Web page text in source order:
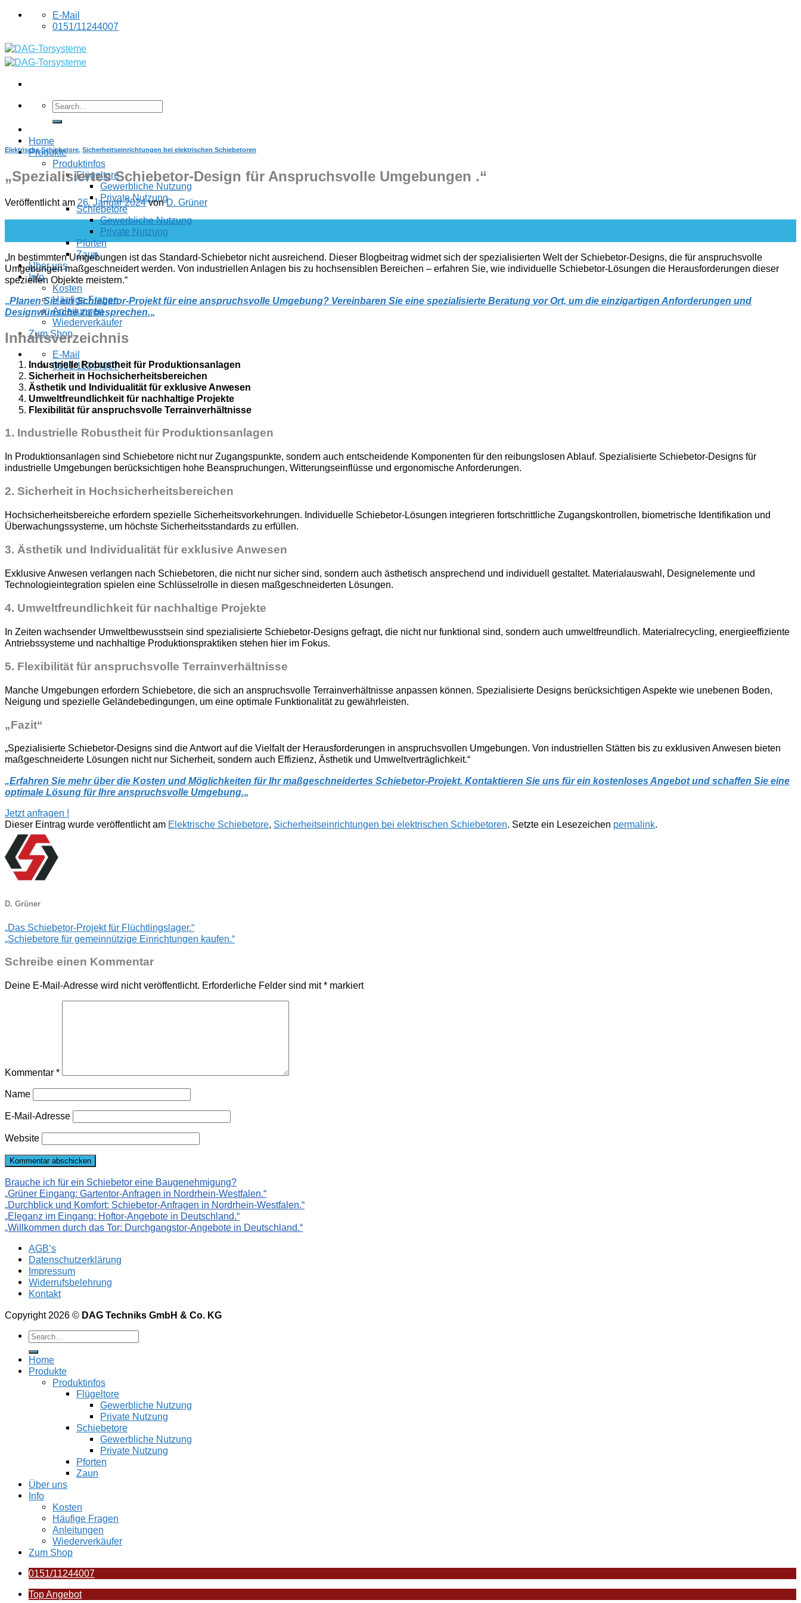
Skip
E-Mail
0151/11244007
Home
Produkte
Produktinfos
Flügeltore
Gewerbliche Nutzung
Private Nutzung
Schiebetore
Gewerbliche Nutzung
Private Nutzung
Pforten
Zaun
Über uns
Info
Kosten
Häufige Fragen
Anleitungen
Wiederverkäufer
Zum Shop
E-Mail
0151/11244007
Elektrische Schiebetore, Sicherheitseinrichtungen bei elektrischen Schiebetoren
„Spezialisiertes Schiebetor-Design für Anspruchsvolle Umgebungen .“
Veröffentlicht am 26. Januar 2024vonD. Grüner
„In bestimmten Umgebungen ist das Standard-Schiebetor nicht ausreichend. Dieser Blogbeitrag widmet sich der spezialisierten Welt der Schiebetor-Designs, die für anspruchsvolle
Umgebungen maßgeschneidert werden. Von industriellen Anlagen bis zu hochsensiblen Bereichen – erfahren Sie, wie individuelle Schiebetor-Lösungen die Herausforderungen dieser
speziellen Objekte meistern.“
„Planen Sie ein Schiebetor-Projekt für eine anspruchsvolle Umgebung? Vereinbaren Sie eine spezialisierte Beratung vor Ort, um die einzigartigen Anforderungen und
Designwünsche zu besprechen.„
Inhaltsverzeichnis
Industrielle Robustheit für Produktionsanlagen
Sicherheit in Hochsicherheitsbereichen
Ästhetik und Individualität für exklusive Anwesen
Umweltfreundlichkeit für nachhaltige Projekte
Flexibilität für anspruchsvolle Terrainverhältnisse
1. Industrielle Robustheit für Produktionsanlagen
In Produktionsanlagen sind Schiebetore nicht nur Zugangspunkte, sondern auch entscheidende Komponenten für den reibungslosen Ablauf. Spezialisierte Schiebetor-Designs für
industrielle Umgebungen berücksichtigen hohe Beanspruchungen, Witterungseinflüsse und ergonomische Anforderungen.
2. Sicherheit in Hochsicherheitsbereichen
Hochsicherheitsbereiche erfordern spezielle Sicherheitsvorkehrungen. Individuelle Schiebetor-Lösungen integrieren fortschrittliche Zugangskontrollen, biometrische Identifikation und
Überwachungssysteme, um höchste Sicherheitsstandards zu erfüllen.
3. Ästhetik und Individualität für exklusive Anwesen
Exklusive Anwesen verlangen nach Schiebetoren, die nicht nur sicher sind, sondern auch ästhetisch ansprechend und individuell gestaltet. Materialauswahl, Designelemente und
Technologieintegration spielen eine Schlüsselrolle in diesen maßgeschneiderten Lösungen.
4. Umweltfreundlichkeit für nachhaltige Projekte
In Zeiten wachsender Umweltbewusstsein sind spezialisierte Schiebetor-Designs gefragt, die nicht nur funktional sind, sondern auch umweltfreundlich. Materialrecycling, energieeffiziente
Antriebssysteme und nachhaltige Produktionspraktiken stehen hier im Fokus.
5. Flexibilität für anspruchsvolle Terrainverhältnisse
Manche Umgebungen erfordern Schiebetore, die sich an anspruchsvolle Terrainverhältnisse anpassen können. Spezialisierte Designs berücksichtigen Aspekte wie unebenen Boden,
Neigung und spezielle Geländebedingungen, um eine optimale Funktionalität zu gewährleisten.
„Fazit“
„Spezialisierte Schiebetor-Designs sind die Antwort auf die Vielfalt der Herausforderungen in anspruchsvollen Umgebungen. Von industriellen Stätten bis zu exklusiven Anwesen bieten
maßgeschneiderte Lösungen nicht nur Sicherheit, sondern auch Effizienz, Ästhetik und Umweltverträglichkeit.“
Erfahren Sie mehr über die Kosten und Möglichkeiten für Ihr maßgeschneidertes Schiebetor-Projekt. Kontaktieren Sie uns für ein kostenloses Angebot und schaffen Sie eine
optimale Lösung für Ihre anspruchsvolle Umgebung.
Jetzt anfragen !
Dieser Eintrag wurde veröffentlicht am Elektrische Schiebetore, Sicherheitseinrichtungen bei elektrischen Schiebetoren. Setzte ein Lesezeichen permalink.
D. Grüner
„Das Schiebetor-Projekt für Flüchtlingslager.“
„Schiebetore für gemeinnützige Einrichtungen kaufen.“
Schreibe einen Kommentar
Deine E-Mail-Adresse wird nicht veröffentlicht. Erforderliche Felder sind mit* markiert
Kommentar *
Name
E-Mail-Adresse
Website
Brauche ich für ein Schiebetor eine Baugenehmigung?
„Grüner Eingang: Gartentor-Anfragen in Nordrhein-Westfalen.“
„Durchblick und Komfort: Schiebetor-Anfragen in Nordrhein-Westfalen.“
„Eleganz im Eingang: Hoftor-Angebote in Deutschland.“
„Willkommen durch das Tor: Durchgangstor-Angebote in Deutschland.“
AGB’s
Datenschutzerklärung
Impressum
Widerrufsbelehrung
Kontakt
Copyright 2026 © DAG Techniks GmbH & Co. KG
Home
Produkte
Produktinfos
Flügeltore
Gewerbliche Nutzung
Private Nutzung
Schiebetore
Gewerbliche Nutzung
Private Nutzung
Pforten
Zaun
Über uns
Info
Kosten
Häufige Fragen
Anleitungen
Wiederverkäufer
Zum Shop
0151/11244007
Top Angebot